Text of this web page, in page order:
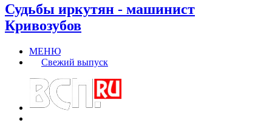
Судьбы иркутян - машинист
Кривозубов
МЕНЮ
Свежий выпуск